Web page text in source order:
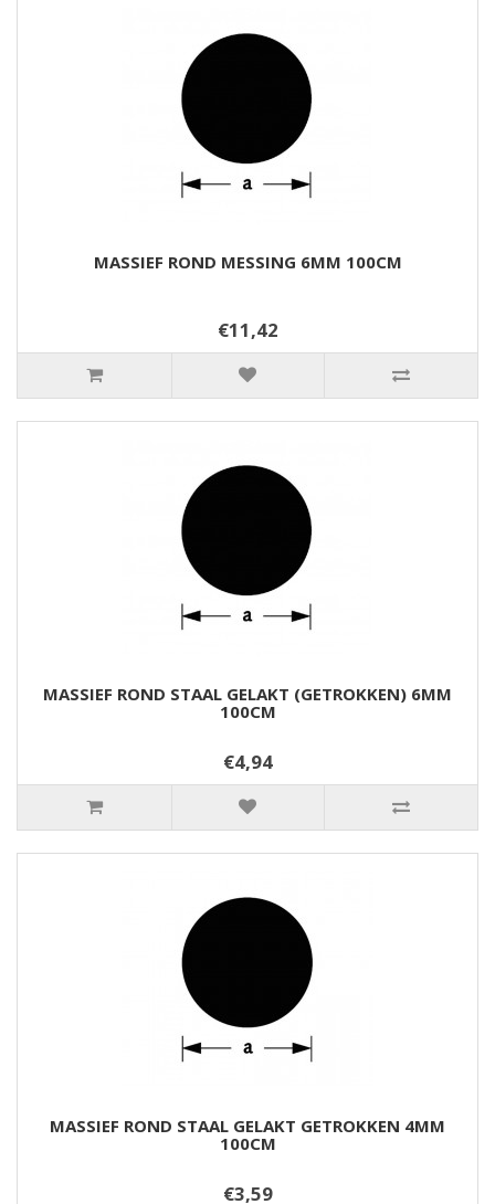
MASSIEF ROND MESSING 6MM 100CM
€11,42
MASSIEF ROND STAAL GELAKT (GETROKKEN) 6MM
100CM
€4,94
MASSIEF ROND STAAL GELAKT GETROKKEN 4MM
100CM
€3,59